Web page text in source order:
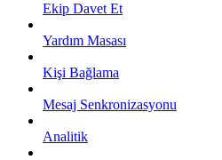
Ekip Davet Et
Yardım Masası
Kişi Bağlama
Mesaj Senkronizasyonu
Analitik